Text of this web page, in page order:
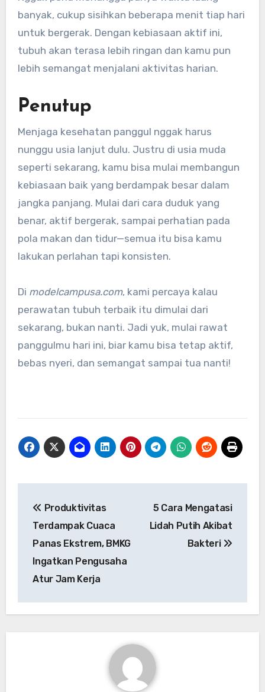
banyak, cukup sisihkan beberapa menit tiap hari
untuk bergerak. Dengan kebiasaan aktif ini,
tubuh akan terasa lebih ringan dan kamu pun
lebih semangat menjalani aktivitas harian.
Penutup
Menjaga kesehatan panggul nggak harus
nunggu usia lanjut dulu. Justru di usia muda
seperti sekarang, kamu bisa mulai membangun
kebiasaan baik yang berdampak besar dalam
jangka panjang. Mulai dari cara duduk yang
benar, aktif bergerak, sampai perhatian pada
pola makan dan tidur—semua itu bisa kamu
lakukan perlahan tapi konsisten.
Di modelcampusa.com, kami percaya kalau
perawatan tubuh terbaik itu dimulai dari
sekarang, bukan nanti. Jadi yuk, mulai rawat
panggulmu hari ini, biar kamu bisa tetap aktif,
bebas nyeri, dan semangat sampai tua nanti!
pos
Produktivitas
Terdampak Cuaca
Panas Ekstrem, BMKG
Ingatkan Pengusaha
Atur Jam Kerja
5 Cara Mengatasi
Lidah Putih Akibat
Bakteri